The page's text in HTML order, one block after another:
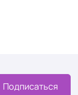
Подписаться